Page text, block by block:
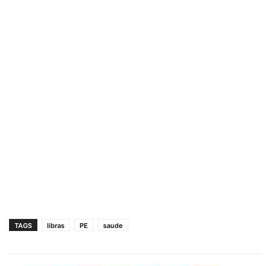
TAGS libras PE saude